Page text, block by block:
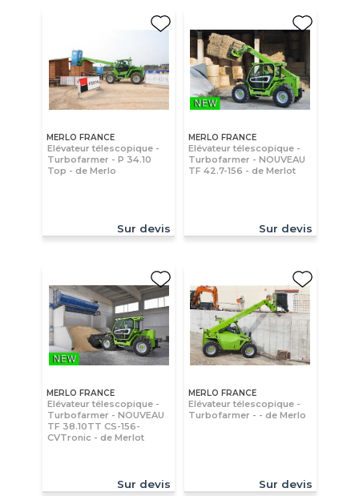
MERLO FRANCE
Elévateur télescopique -
Turbofarmer - P 34.10
Top - de Merlo
Sur devis
MERLO FRANCE
Elévateur télescopique -
Turbofarmer - NOUVEAU
TF 42.7-156 - de Merlot
Sur devis
MERLO FRANCE
Elévateur télescopique -
Turbofarmer - NOUVEAU
TF 38.10TT CS-156-
CVTronic - de Merlot
Sur devis
MERLO FRANCE
Elévateur télescopique -
Turbofarmer - - de Merlo
Sur devis